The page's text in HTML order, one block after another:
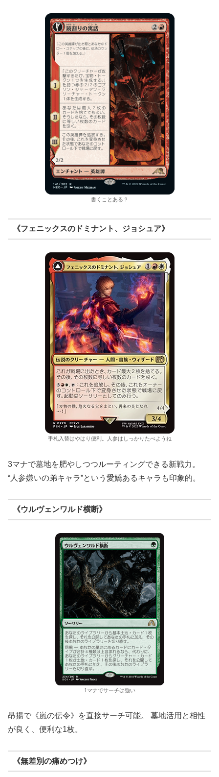
書くことある？
《フェニックスのドミナント、ジョシュア》
手札入替はやはり便利。人参はしっかりたべようね
3マナで墓地を肥やしつつルーティングできる新戦力。
“人参嫌いの弟キャラ”という愛嬌あるキャラも印象的。
《ウルヴェンワルド横断》
1マナでサーチは強い
昂揚で《嵐の伝令》を直接サーチ可能。 墓地活用と相性
が良く、便利な1枚。
《無差別の痛めつけ》